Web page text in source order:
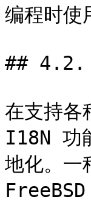
编程时使
## 4.2.
在支持各
I18N 功
地化。